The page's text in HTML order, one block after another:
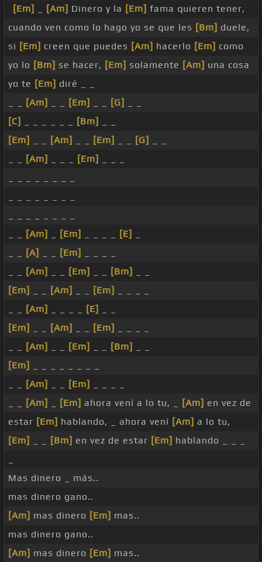
[Em] [Am] Dinero y la [Em] fama quieren tener,
cuando ven como lo hago yo se que les [Bm] duele,
si [Em] creen que puedes [Am] hacerlo [Em] como
yo lo [Bm] se hacer, [Em] solamente [Am] una cosa
yo te [Em] diré _ _
[Am] [Em] [G]
[C]
[Bm]
[Em]
[Am] [Em] [G]
[Am] [Em]
[Am] [Em] [E]
[A] [Em]
[Am] [Em] [Bm]
[Em]
[Am] [Em]
[Am] [E]
[Em]
[Am] [Em]
[Am] [Em] [Bm]
[Em]
[Am] [Em]
[Am] [Em] ahora vení a lo tu, _ [Am] en vez de
estar [Em] hablando, _ ahora vení [Am] a lo tu,
[Em]
[Bm] en vez de estar [Em] hablando _ _ _
Mas dinero _ más..
mas dinero gano..
[Am] mas dinero [Em] mas..
mas dinero gano..
[Am] mas dinero [Em] mas..